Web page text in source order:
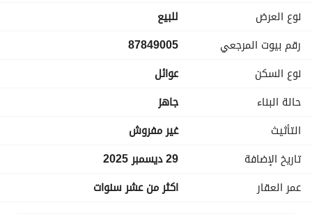
نوع العرض
للبيع
رقم بيوت المرجعي
87849005
نوع السكن
عوائل
حالة البناء
جاهز
التأثيث
غير مفروش
تاريخ الإضافة
29 ديسمبر 2025
عمر العقار
اكثر من عشر سنوات